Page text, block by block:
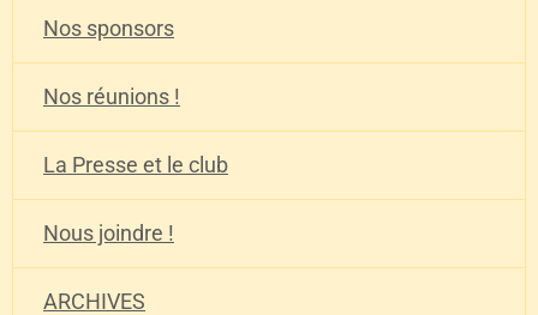
Nos sponsors
Nos réunions !
La Presse et le club
Nous joindre !
ARCHIVES